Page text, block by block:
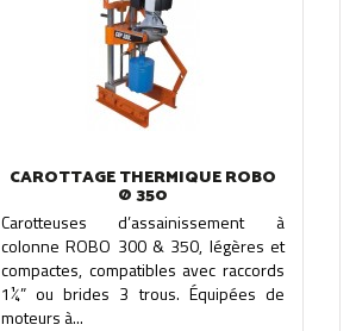
CAROTTAGE THERMIQUE ROBO
Ø 350
Carotteuses d’assainissement à
colonne ROBO 300 & 350, légères et
compactes, compatibles avec raccords
1¼” ou brides 3 trous. Équipées de
moteurs à...